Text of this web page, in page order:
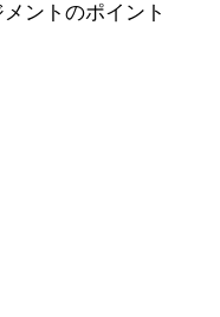
メントのポイント